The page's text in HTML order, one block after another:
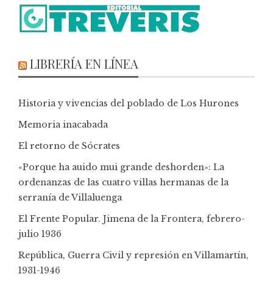
LIBRERÍA EN LÍNEA
Historia y vivencias del poblado de Los Hurones
Memoria inacabada
El retorno de Sócrates
«Porque ha auido mui grande deshorden»: La
ordenanzas de las cuatro villas hermanas de la
serranía de Villaluenga
El Frente Popular. Jimena de la Frontera, febrero-
julio 1936
República, Guerra Civil y represión en Villamartín,
1931-1946